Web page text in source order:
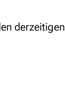
derzeitigen